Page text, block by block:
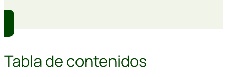
Tabla de contenidos